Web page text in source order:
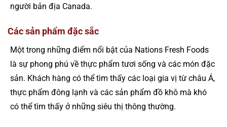
người bản địa Canada.
Các sản phẩm đặc sắc
Một trong những điểm nổi bật của Nations Fresh Foods
là sự phong phú về thực phẩm tươi sống và các món đặc
sản. Khách hàng có thể tìm thấy các loại gia vị từ châu Á,
thực phẩm đông lạnh và các sản phẩm đồ khô mà khó
có thể tìm thấy ở những siêu thị thông thường.